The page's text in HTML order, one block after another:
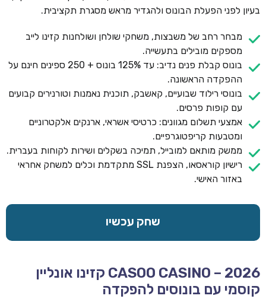
בעיון לפני הפעלת הבונוס ולהגדיר מראש מסגרת תקציבית.
מבחר רחב של משבצות, משחקי שולחן ושולחנות קזינו לייב
מספקים מובילים בתעשייה.
בונוס קבלת פנים נדיב: עד 125% בונוס + 250 ספינים חינם על
ההפקדה הראשונה.
בונוסי רילוד שבועיים, קאשבק, תוכנית נאמנות וטורנירים קבועים
עם קופות פרסים.
אמצעי תשלום מגוונים: כרטיסי אשראי, ארנקים אלקטרוניים
ומטבעות קריפטוגרפיים.
ממשק מותאם למובייל, תמיכה בשקלים ושירות לקוחות בעברית.
רישיון קוראסאו, הצפנת SSL מתקדמת וכלים למשחק אחראי
באזור האישי.
שחק עכשיו
CASOO CASINO – 2026 קזינו אונליין
קוסמי עם בונוסים להפקדה